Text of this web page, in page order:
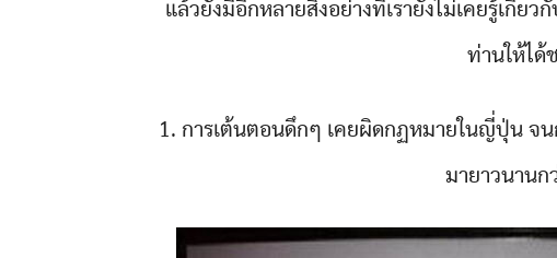
แล้วยังมีอีกหลายสิ่งอย่างที่เรายังไม่เคยรู้เกี่
ท่านให้ได้
1. การเต้นตอนดึกๆ เคยผิดกฏหมายในญี่ปุ่น จ
มายาวนานก